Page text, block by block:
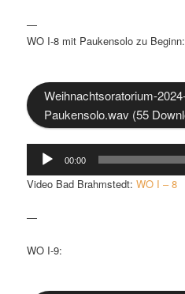
—
WO I-8 mit Paukensolo zu Beginn:
Weihnachtsoratorium-
Paukensolo.wav (55
Audio-
Player
00:00
Video Bad Brahmstedt:WO I – 8
—
WO I-9: